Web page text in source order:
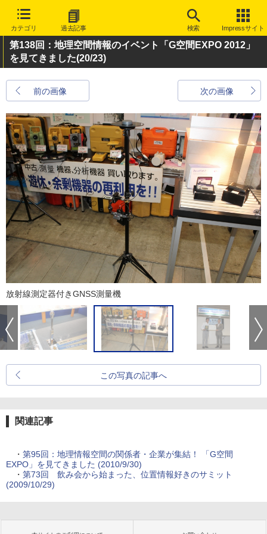
カテゴリ 過去記事 検索 Impressサイト
第138回：地理空間情報のイベント「G空間EXPO 2012」
を見てきました(20/23)
前の画像 次の画像
放射線測定器付きGNSS測量機
この写真の記事へ
関連記事
・ 第95回：地理情報空間の関係者・企業が集結！ 「G空間
EXPO」を見てきました (2010/9/30)
・ 第73回 飲み会から始まった、位置情報好きのサミット
(2009/10/29)